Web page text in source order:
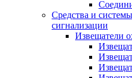
Средства и
сигнализации
Извещатели